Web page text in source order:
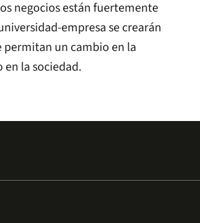
negocios están fuertemente
empresa se crearán
un cambio en la
la sociedad.